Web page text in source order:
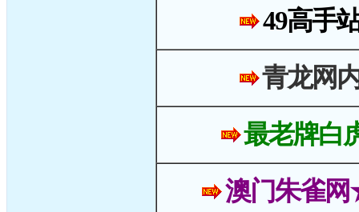
49高手
青龙网
最老牌白
澳门朱雀